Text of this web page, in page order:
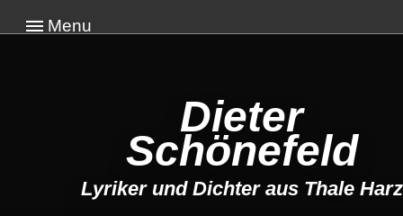
Menu
Dieter
Schönefeld
Lyriker und Dichter aus Thale Harz